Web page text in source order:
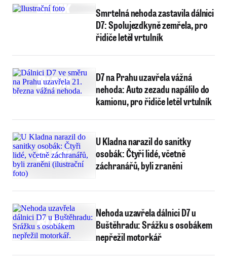
Smrtelná nehoda zastavila dálnici
D7: Spolujezdkyně zemřela, pro
řidiče letěl vrtulník
D7 na Prahu uzavřela vážná
nehoda: Auto zezadu napálilo do
kamionu, pro řidiče letěl vrtulník
U Kladna narazil do sanitky
osobák: Čtyři lidé, včetně
záchranářů, byli zraněni
Nehoda uzavřela dálnici D7 u
Buštěhradu: Srážku s osobákem
nepřežil motorkář